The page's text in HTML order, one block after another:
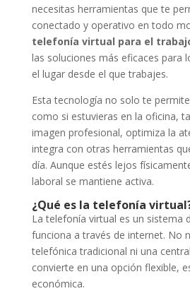
necesitas herramientas que te
conectado y operativo en todo
telefonía virtual para el
las soluciones más eficaces para
el lugar desde el que trabajes.
Esta tecnología no solo te
como si estuvieras en la oficina,
imagen profesional, optimiza la
integra con otras herramientas
día. Aunque estés lejos
laboral se mantiene activa.
¿Qué es la telefonía
La telefonía virtual es un sistema
funciona a través de internet. No
telefónica tradicional ni una
convierte en una opción flexible,
económica.